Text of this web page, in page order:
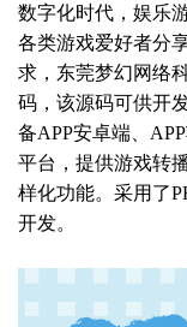
数字化时代，娱乐
各类游戏爱好者分
求，东莞梦幻网络
码，该源码可供开
备APP安卓端、
平台，提供游戏转
样化功能。采用了
开发。